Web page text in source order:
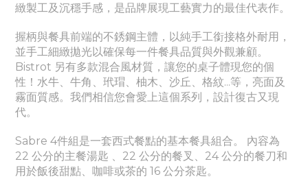
緻製工及沉穩手感，是品牌展現工藝實力的最佳代表作。
握柄與餐具前端的不銹鋼主體，以純手工銜接格外耐用，
並手工細緻拋光以確保每一件餐具品質與外觀兼顧。
Bistrot 另有多款混合風材質，讓您的桌子體現您的個
性！水牛、牛角、玳瑁、柚木、沙丘、格紋...等，亮面及
霧面質感。我們相信您會愛上這個系列，設計復古又現
代。
Sabre 4件組是一套西式餐點的基本餐具組合。 內容為
22 公分的主餐湯匙 、22 公分的餐叉、24 公分的餐刀和
用於飯後甜點、咖啡或茶的 16 公分茶匙。